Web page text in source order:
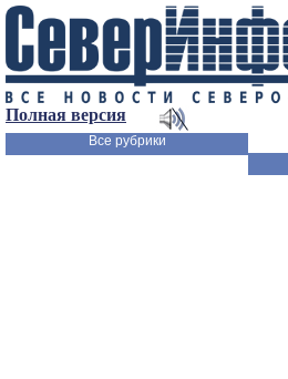
Полная версия
Все рубрики